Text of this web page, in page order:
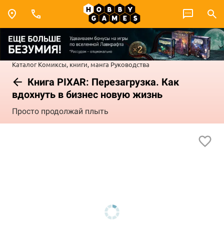
Каталог Комиксы, книги, манга Руководства
Книга PIXAR: Перезагрузка. Как
вдохнуть в бизнес новую жизнь
Просто продолжай плыть